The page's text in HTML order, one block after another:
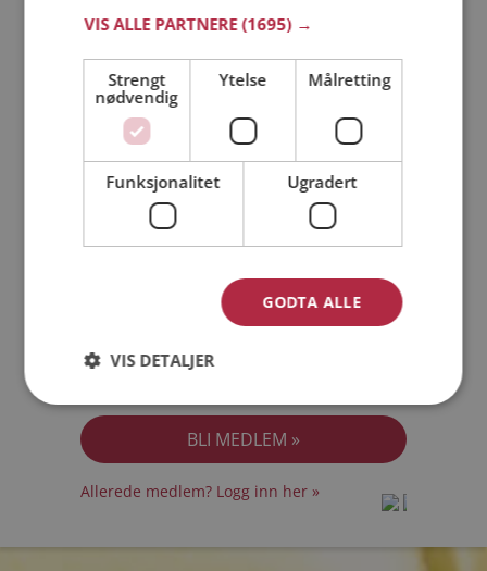
Bli medlem gratis!
Jeg er en: Mann Kvinne
Min alder:
Jeg akseptererMedlemsvilkårene
Allerede medlem? Logg inn her »
VIS ALLE PARTNERE(1695) →
Strengt
nødvendig
Ytelse Målretting
Funksjonalitet Ugradert
GODTA ALLE
VIS DETALJER